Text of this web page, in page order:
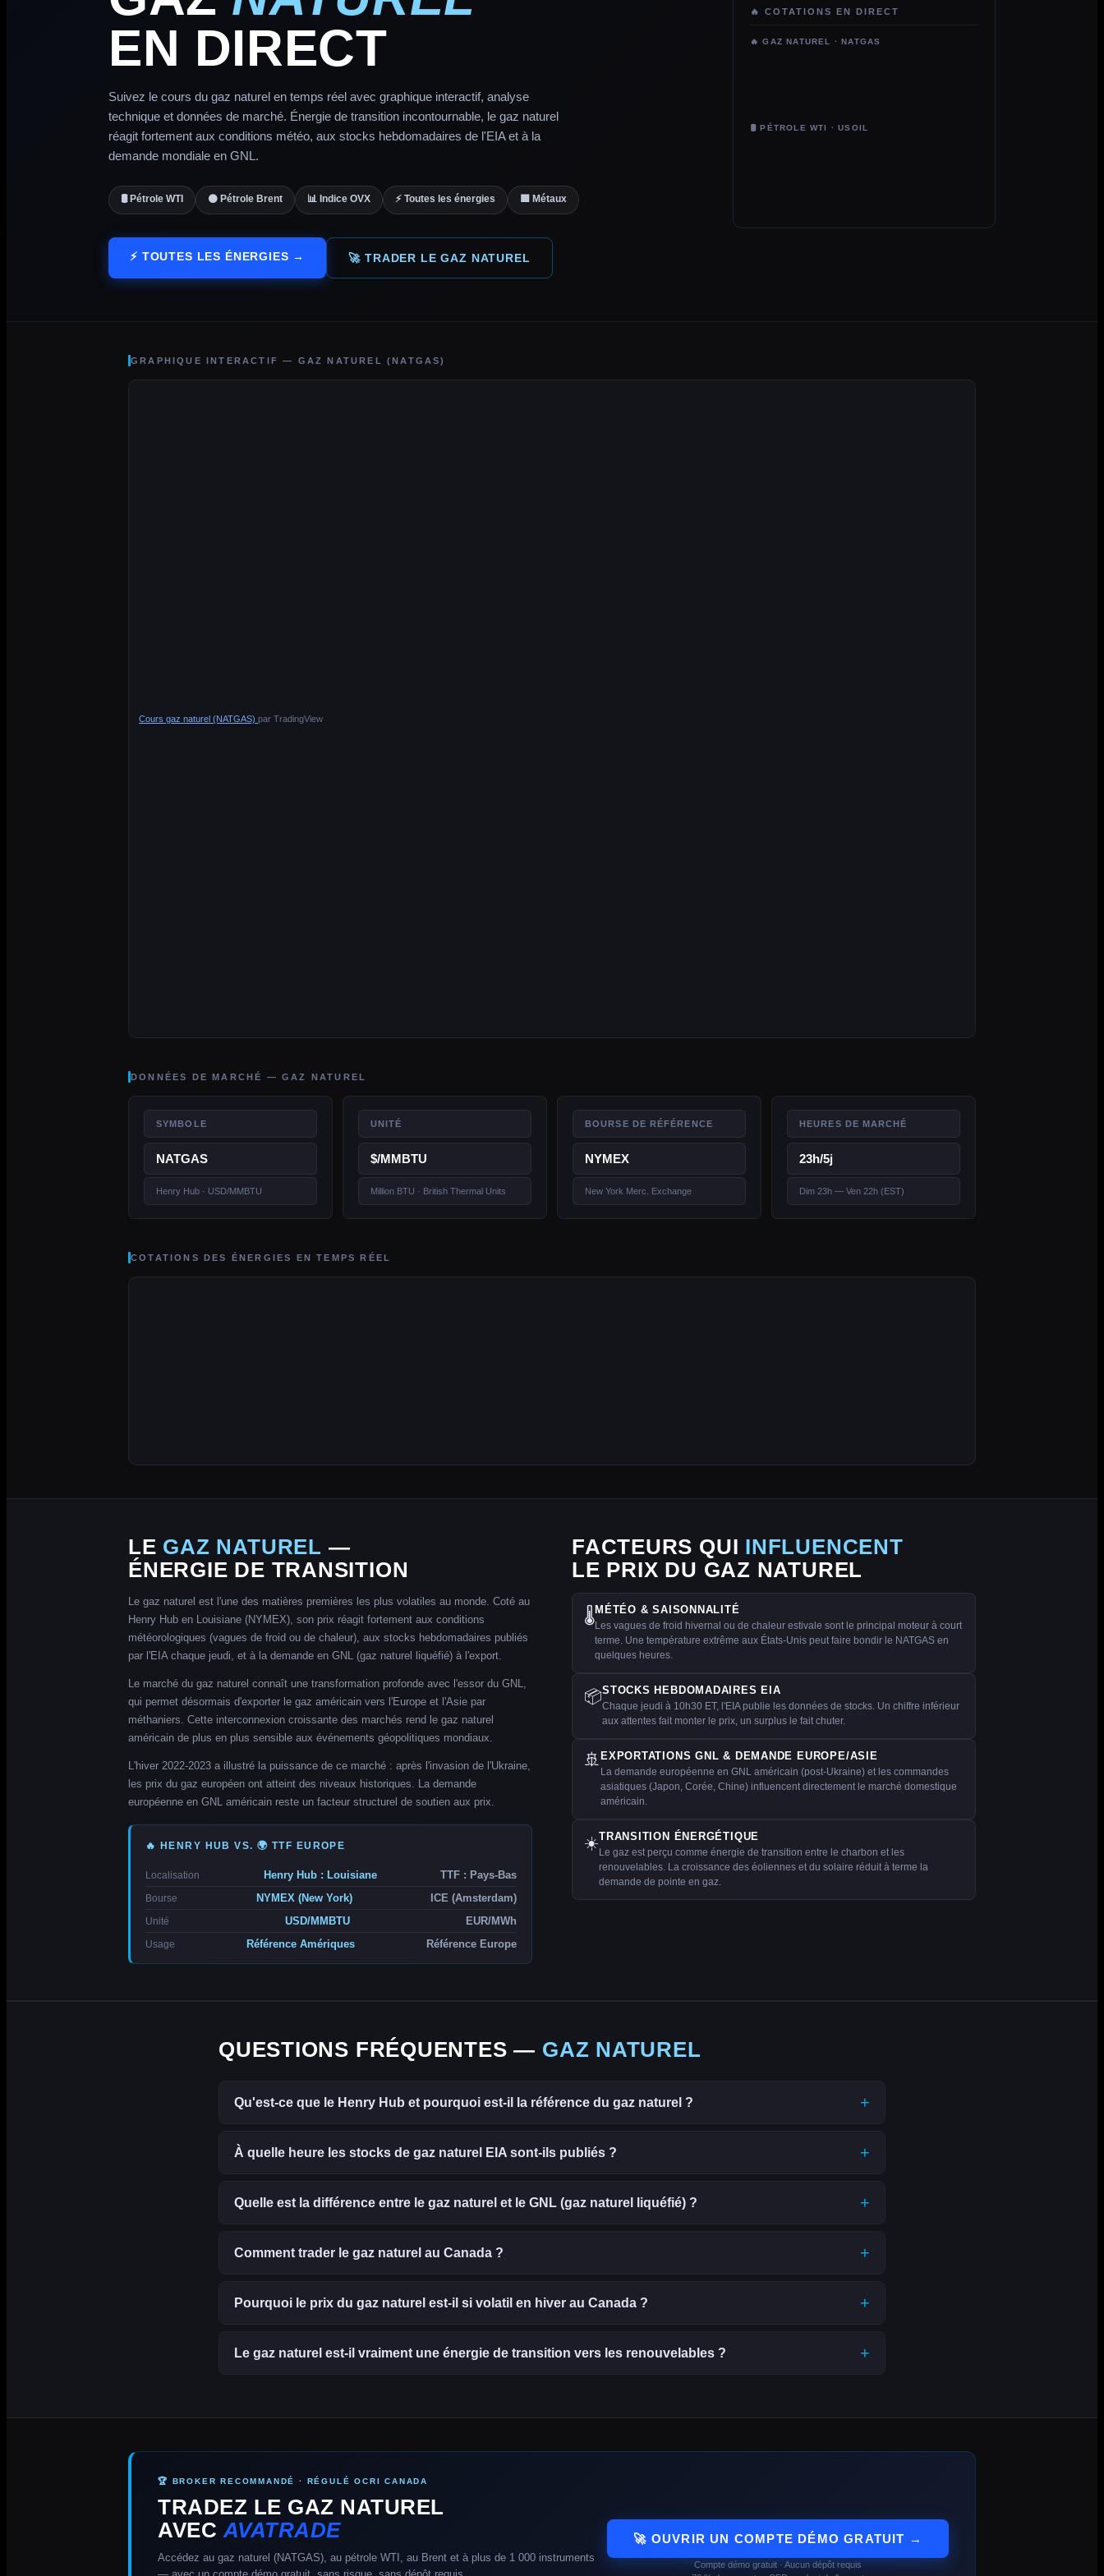
EN DIRECT
Suivez le cours du gaz naturel en temps réel avec graphique interactif, analyse
technique et données de marché. Énergie de transition incontournable, le gaz naturel
réagit fortement aux conditions météo, aux stocks hebdomadaires de l'EIA et à la
demande mondiale en GNL.
🛢️ Pétrole WTI ⚫ Pétrole Brent 📊 Indice OVX ⚡ Toutes les énergies 🟨 Métaux
⚡ TOUTES LES ÉNERGIES → 🚀 TRADER LE GAZ NATUREL
🔥 COTATIONS EN DIRECT
🔥 GAZ NATUREL · NATGAS
🛢️ PÉTROLE WTI · USOIL
GRAPHIQUE INTERACTIF — GAZ NATUREL (NATGAS)
Cours gaz naturel (NATGAS) par TradingView
DONNÉES DE MARCHÉ — GAZ NATUREL
SYMBOLE
NATGAS
Henry Hub · USD/MMBTU
UNITÉ
$/MMBTU
Million BTU · British Thermal Units
BOURSE DE RÉFÉRENCE
NYMEX
New York Merc. Exchange
HEURES DE MARCHÉ
23h/5j
Dim 23h — Ven 22h (EST)
COTATIONS DES ÉNERGIES EN TEMPS RÉEL
Énergies par TradingView
LE GAZ NATUREL —
ÉNERGIE DE TRANSITION
Le gaz naturel est l'une des matières premières les plus volatiles au monde. Coté au
Henry Hub en Louisiane (NYMEX), son prix réagit fortement aux conditions
météorologiques (vagues de froid ou de chaleur), aux stocks hebdomadaires publiés
par l'EIA chaque jeudi, et à la demande en GNL (gaz naturel liquéfié) à l'export.
Le marché du gaz naturel connaît une transformation profonde avec l'essor du GNL,
qui permet désormais d'exporter le gaz américain vers l'Europe et l'Asie par
méthaniers. Cette interconnexion croissante des marchés rend le gaz naturel
américain de plus en plus sensible aux événements géopolitiques mondiaux.
L'hiver 2022-2023 a illustré la puissance de ce marché : après l'invasion de l'Ukraine,
les prix du gaz européen ont atteint des niveaux historiques. La demande
européenne en GNL américain reste un facteur structurel de soutien aux prix.
🔥 HENRY HUB VS. 🌍 TTF EUROPE
Localisation Henry Hub : Louisiane TTF : Pays-Bas
Bourse NYMEX (New York) ICE (Amsterdam)
Unité USD/MMBTU EUR/MWh
Usage Référence Amériques Référence Europe
FACTEURS QUI INFLUENCENT
LE PRIX DU GAZ NATUREL
🌡️MÉTÉO & SAISONNALITÉ
Les vagues de froid hivernal ou de chaleur estivale sont le principal moteur à court
terme. Une température extrême aux États-Unis peut faire bondir le NATGAS en
quelques heures.
📦STOCKS HEBDOMADAIRES EIA
Chaque jeudi à 10h30 ET, l'EIA publie les données de stocks. Un chiffre inférieur
aux attentes fait monter le prix, un surplus le fait chuter.
🚢 EXPORTATIONS GNL & DEMANDE EUROPE/ASIE
La demande européenne en GNL américain (post-Ukraine) et les commandes
asiatiques (Japon, Corée, Chine) influencent directement le marché domestique
américain.
☀️TRANSITION ÉNERGÉTIQUE
Le gaz est perçu comme énergie de transition entre le charbon et les
renouvelables. La croissance des éoliennes et du solaire réduit à terme la
demande de pointe en gaz.
QUESTIONS FRÉQUENTES — GAZ NATUREL
Qu'est-ce que le Henry Hub et pourquoi est-il la référence du gaz naturel ?
À quelle heure les stocks de gaz naturel EIA sont-ils publiés ?
Quelle est la différence entre le gaz naturel et le GNL (gaz naturel liquéfié) ?
Comment trader le gaz naturel au Canada ?
Pourquoi le prix du gaz naturel est-il si volatil en hiver au Canada ?
Le gaz naturel est-il vraiment une énergie de transition vers les renouvelables ?
🏆 BROKER RECOMMANDÉ · RÉGULÉ OCRI CANADA
TRADEZ LE GAZ NATUREL
AVECAVATRADE
Accédez au gaz naturel (NATGAS), au pétrole WTI, au Brent et à plus de 1 000 instruments
🚀 OUVRIR UN COMPTE DÉMO GRATUIT →
Compte démo gratuit · Aucun dépôt requis